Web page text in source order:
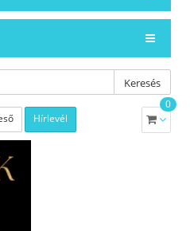
Keresés
Hírlevél
0